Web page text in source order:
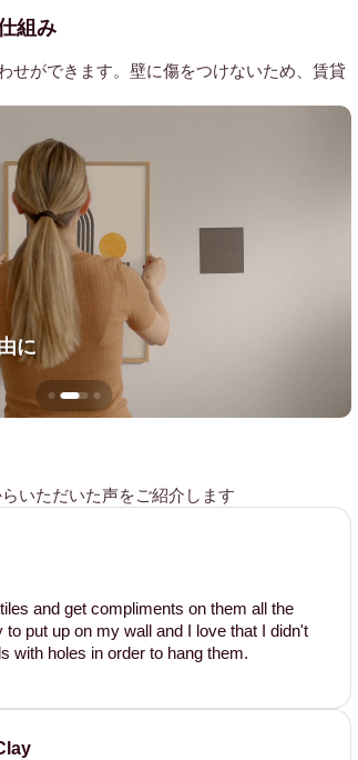
組み
せができます。壁に傷をつけないため、賃貸
に
いただいた声をご紹介します
and get compliments on them all the
put up on my wall and I love that I didn't
with holes in order to hang them.